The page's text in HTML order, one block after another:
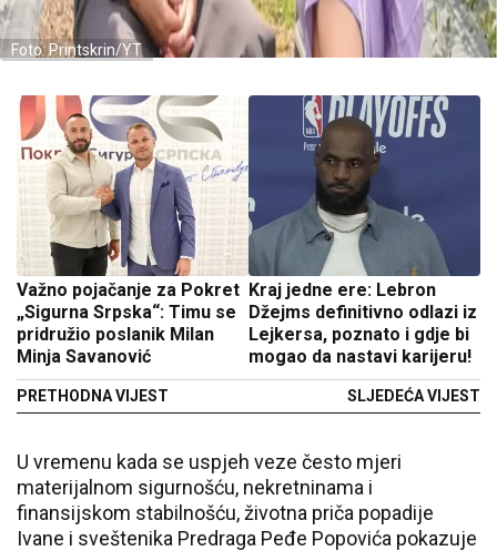
Foto: Printskrin/YT
Važno pojačanje za Pokret
„Sigurna Srpska“: Timu se
pridružio poslanik Milan
Minja Savanović
PRETHODNA VIJEST
Kraj jedne ere: Lebron
Džejms definitivno odlazi iz
Lejkersa, poznato i gdje bi
mogao da nastavi karijeru!
SLJEDEĆA VIJEST
U vremenu kada se uspjeh veze često mjeri
materijalnom sigurnošću, nekretninama i
finansijskom stabilnošću, životna priča popadije
Ivane i sveštenika Predraga Peđe Popovića pokazuje